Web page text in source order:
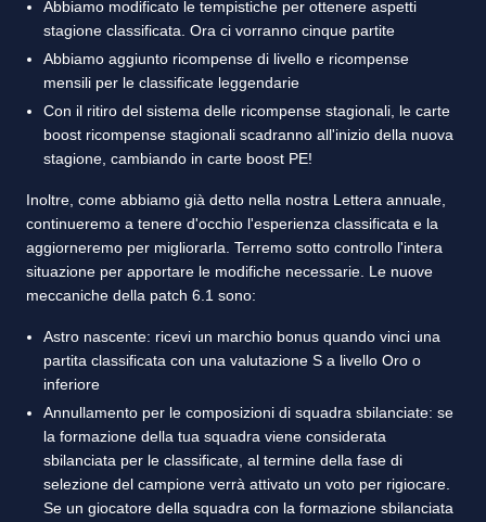
Abbiamo modificato le tempistiche per ottenere aspetti
stagione classificata. Ora ci vorranno cinque partite
Abbiamo aggiunto ricompense di livello e ricompense
mensili per le classificate leggendarie
Con il ritiro del sistema delle ricompense stagionali, le carte
boost ricompense stagionali scadranno all'inizio della nuova
stagione, cambiando in carte boost PE!
Inoltre, come abbiamo già detto nella nostra Lettera annuale,
continueremo a tenere d'occhio l'esperienza classificata e la
aggiorneremo per migliorarla. Terremo sotto controllo l'intera
situazione per apportare le modifiche necessarie. Le nuove
meccaniche della patch 6.1 sono:
Astro nascente: ricevi un marchio bonus quando vinci una
partita classificata con una valutazione S a livello Oro o
inferiore
Annullamento per le composizioni di squadra sbilanciate: se
la formazione della tua squadra viene considerata
sbilanciata per le classificate, al termine della fase di
selezione del campione verrà attivato un voto per rigiocare.
Se un giocatore della squadra con la formazione sbilanciata